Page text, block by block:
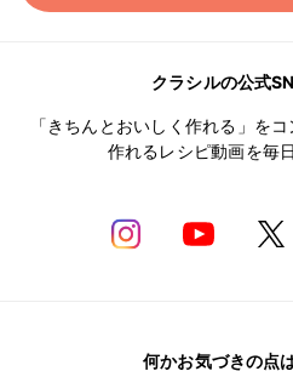
クラシルの公式
「きちんとおいしく作れる」を
作れるレシピ動画を毎
何かお気づきの点